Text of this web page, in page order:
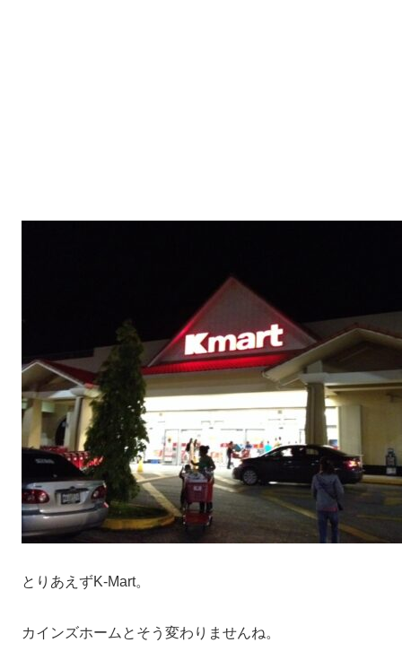
とりあえずK-Mart。
カインズホームとそう変わりませんね。